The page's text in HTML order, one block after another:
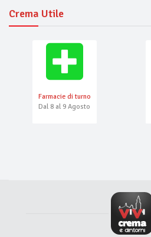
Crema Utile
Farmacie di turno
Dal 8 al 9 Agosto